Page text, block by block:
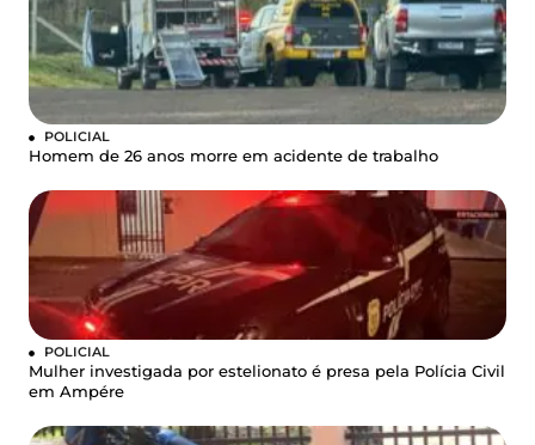
POLICIAL
Homem de 26 anos morre em acidente de trabalho
POLICIAL
Mulher investigada por estelionato é presa pela Polícia Civil
em Ampére